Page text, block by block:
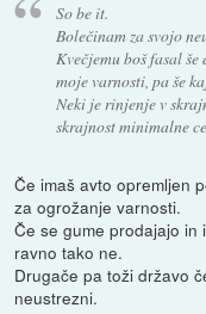
So be it.
Bolečinam za svojo
Kvečjemu boš fasal
moje varnosti, pa še
Neki je rinjenje v
skrajnost minimalne
Če imaš avto opremljen
za ogrožanje varnosti.
Če se gume prodajajo in
ravno tako ne.
Drugače pa toži državo
neustrezni.